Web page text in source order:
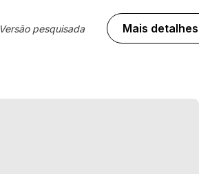
Versão pesquisada Mais detalhes